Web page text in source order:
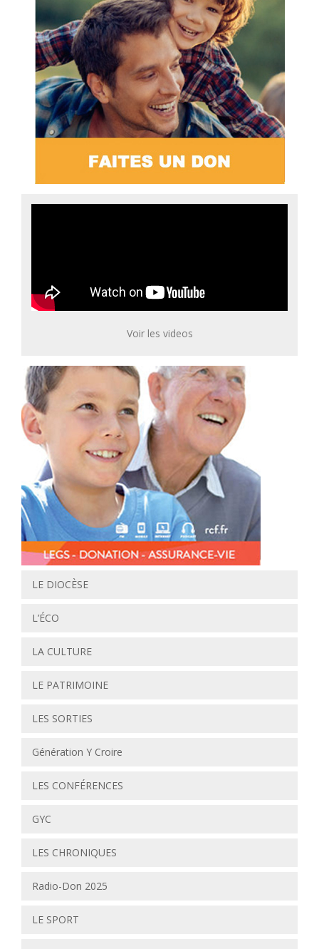
Voir les videos
LE DIOCÈSE
L’ÉCO
LA CULTURE
LE PATRIMOINE
LES SORTIES
Génération Y Croire
LES CONFÉRENCES
GYC
LES CHRONIQUES
Radio-Don 2025
LE SPORT